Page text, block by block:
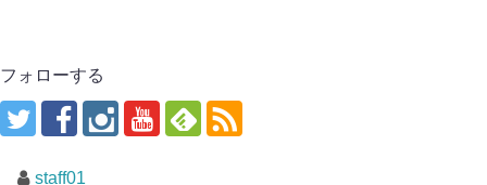
フォローする
staff01